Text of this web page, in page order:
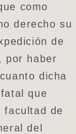
como
derecho su
de
por haber
dicha
que
facultad de
del